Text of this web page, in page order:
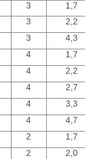
3
1,7
3
2,2
3
4,3
4
1,7
4
2,2
4
2,7
4
3,3
4
4,7
2
1,7
2
2,0